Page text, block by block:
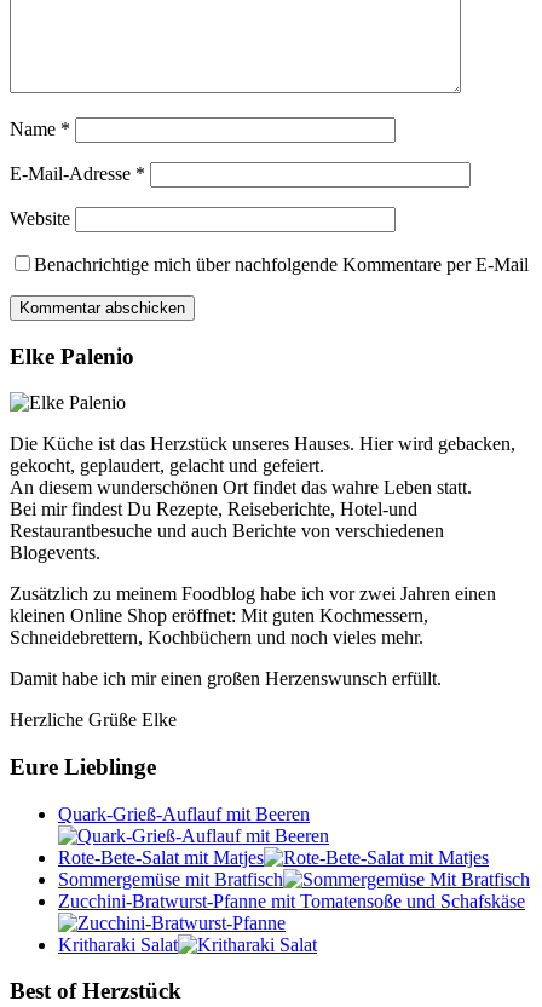
Name *
E-Mail-Adresse *
Website
Benachrichtige mich über nachfolgende Kommentare per E-Mail
Elke Palenio
Die Küche ist das Herzstück unseres Hauses. Hier wird gebacken,
gekocht, geplaudert, gelacht und gefeiert.
An diesem wunderschönen Ort findet das wahre Leben statt.
Bei mir findest Du Rezepte, Reiseberichte, Hotel-und
Restaurantbesuche und auch Berichte von verschiedenen
Blogevents.
Zusätzlich zu meinem Foodblog habe ich vor zwei Jahren einen
kleinen Online Shop eröffnet: Mit guten Kochmessern,
Schneidebrettern, Kochbüchern und noch vieles mehr.
Damit habe ich mir einen großen Herzenswunsch erfüllt.
Herzliche Grüße Elke
Eure Lieblinge
Quark-Grieß-Auflauf mit Beeren
Rote-Bete-Salat mit Matjes
Sommergemüse mit Bratfisch
Zucchini-Bratwurst-Pfanne mit Tomatensoße und Schafskäse
Kritharaki Salat
Best of Herzstück